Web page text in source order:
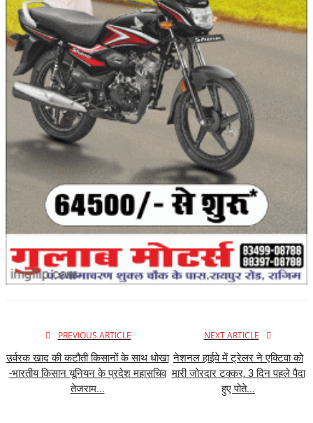
PREVIOUS ARTICLE
उर्वरक खाद की कटौती किसानों के साथ धोखा
-भारतीय किसान यूनियन के प्रदेश महासचिव
तेजराम...
NEXT ARTICLE
नेशनल हाईवे में ट्रेलर ने एक्टिवा को
मारी जोरदार टक्कर, 3 दिन पहले पैदा
हुए पोते...